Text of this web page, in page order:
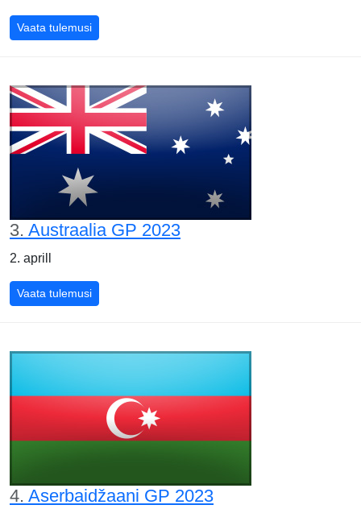
Vaata tulemusiSaudi Araabia GP 2023
3. Austraalia GP 2023
2. aprill
Vaata tulemusiAustraalia GP 2023
4. Aserbaidžaani GP 2023